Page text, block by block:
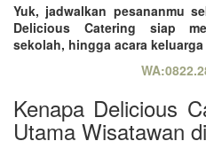
Yuk, jadwalkan pesananmu
Delicious Catering siap
sekolah, hingga acara
Kenapa Delicious
Utama Wisatawan